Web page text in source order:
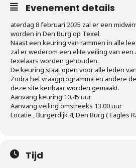
Evenement details
aterdag 8 februari 2025 zal er een
worden in Den Burg op Texel.
Naast een keuring van rammen in alle
zal er wederom een elite veiling van een
texelaars worden gehouden.
De keuring staat open voor alle leden
Zodra het vraagprogramma en andere
deze site kenbaar worden gemaakt.
Aanvang keuring 10.45 uur
Aanvang veiling omstreeks 13.00 uur
Locatie , Burgerdijk 4, Den Burg ( Eagles
Tijd